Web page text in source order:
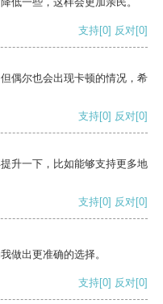
支持[0] 反对[0]
偶尔也会出现卡顿的情况，希
支持[0] 反对[0]
升一下，比如能够支持更多地
支持[0] 反对[0]
做出更准确的选择。
支持[0] 反对[0]